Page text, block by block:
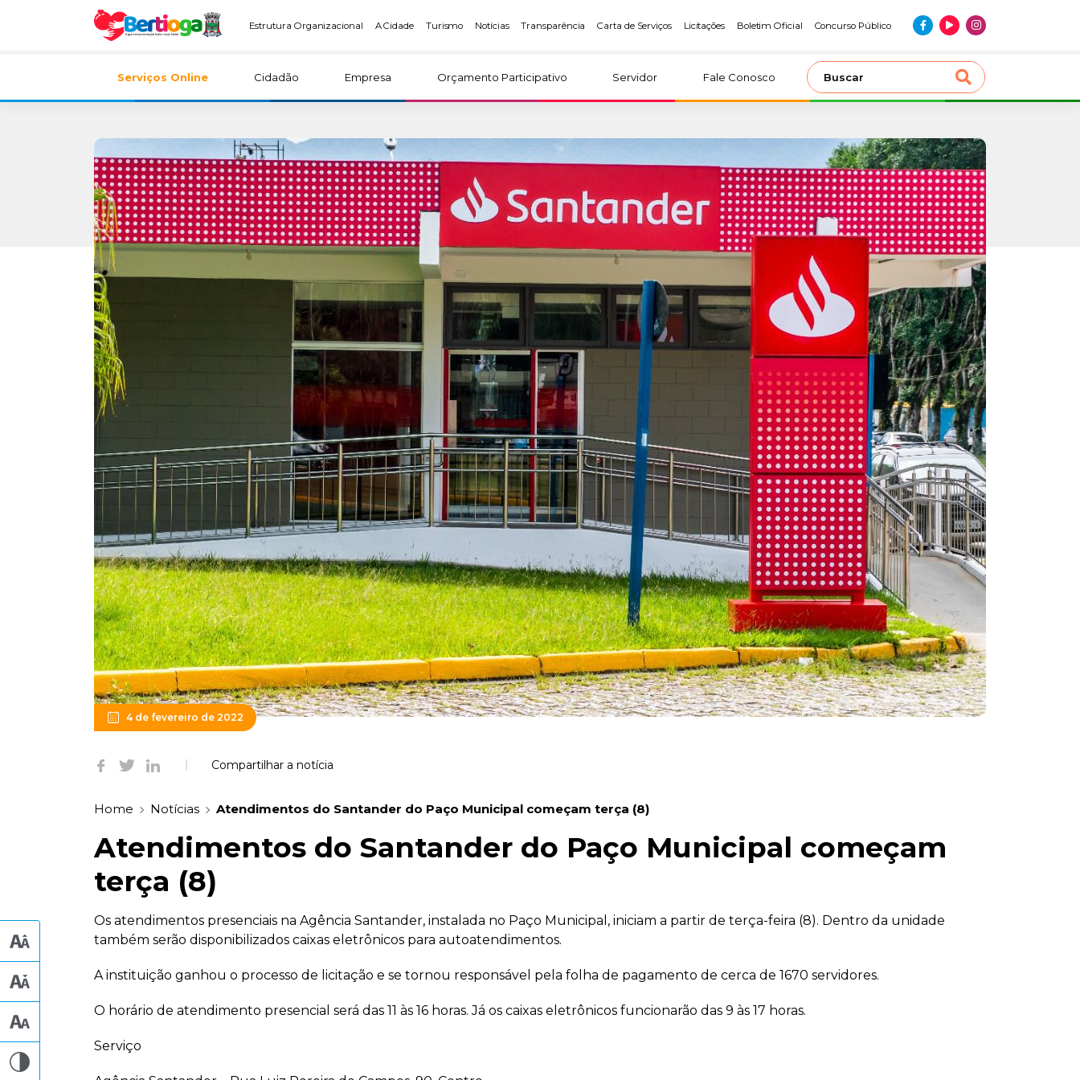
Estrutura Organizacional A Cidade Turismo Notícias Transparência Carta de Serviços Licitações Boletim Oficial Concurso Público
Serviços Online Cidadão Empresa Orçamento Participativo Servidor Fale Conosco
4 de fevereiro de 2022
Compartilhar a notícia
Home Notícias Atendimentos do Santander do Paço Municipal começam terça (8)
Atendimentos do Santander do Paço Municipal começam
terça (8)
Os atendimentos presenciais na Agência Santander, instalada no Paço Municipal, iniciam a partir de terça-feira (8). Dentro da unidade
também serão disponibilizados caixas eletrônicos para autoatendimentos.
A instituição ganhou o processo de licitação e se tornou responsável pela folha de pagamento de cerca de 1670 servidores.
O horário de atendimento presencial será das 11 às 16 horas. Já os caixas eletrônicos funcionarão das 9 às 17 horas.
Serviço